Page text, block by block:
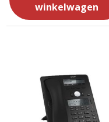
winkelwagen